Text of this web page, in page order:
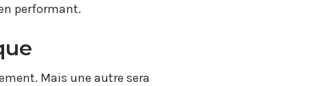
performant.
Mais une autre sera